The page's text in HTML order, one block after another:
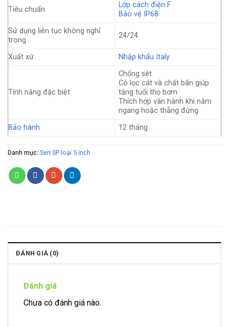
Tiêu chuẩn
Lớp cách điện F
Bảo vệ IP68
Sử dụng liên tục không nghỉ
trong
24/24
Xuất xứ Nhập khẩu Italy
Tính năng đặc biệt
Chống sét
Có lọc cát và chất bẩn giúp
tăng tuổi thọ bơm
Thích hợp vân hành khi nằm
ngang hoặc thẳng đứng
Bảo hành
12 tháng
Danh mục: Seri SP loại 5 inch
ĐÁNH GIÁ (0)
Đánh giá
Chưa có đánh giá nào.